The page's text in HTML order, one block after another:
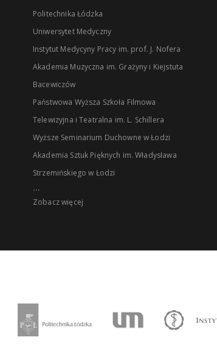
Politechnika Łódzka
Uniwersytet Medyczny
Instytut Medycyny Pracy im. prof. J. Nofera
Akademia Muzyczna im. Grażyny i Kiejstuta
Bacewiczów
Państwowa Wyższa Szkoła Filmowa
Telewizyjna i Teatralna im. L. Schillera
Wyższe Seminarium Duchowne w Łodzi
Akademia Sztuk Pięknych im. Władysława
Strzemińskiego w Łodzi
...
Zobacz więcej